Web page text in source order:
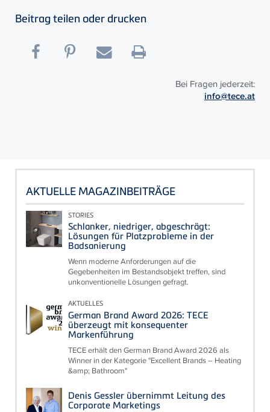
Beitrag teilen oder drucken
Bei Fragen jederzeit:
info@tece.at
AKTUELLE MAGAZINBEITRÄGE
STORIES
Schlanker, niedriger, abgeschrägt:
Lösungen für Platzprobleme in der
Badsanierung
Wenn moderne Anforderungen auf die
Gegebenheiten im Bestandsobjekt treffen, sind
unkonventionelle Lösungen gefragt.
AKTUELLES
German Brand Award 2026: TECE
überzeugt mit konsequenter
Markenführung
TECE erhält den German Brand Award 2026 als
Winner in der Kategorie "Excellent Brands – Heating
&amp; Bathroom"
Denis Gessler übernimmt Leitung des
Corporate Marketings